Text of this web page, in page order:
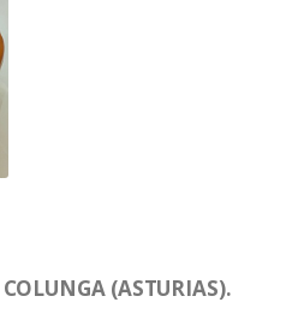
(ASTURIAS).